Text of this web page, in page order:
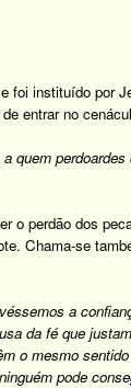
foi instituído por
entrar no
quem
o perdão dos
Chama-se
a
da fé que
o mesmo
pode